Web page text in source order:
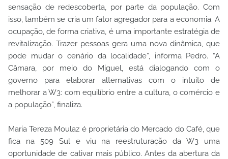
sensação de redescoberta, por parte da população. Com
isso, também se cria um fator agregador para a economia. A
ocupação, de forma criativa, é uma importante estratégia de
revitalização. Trazer pessoas gera uma nova dinâmica, que
pode mudar o cenário da localidade”, informa Pedro. “A
Câmara, por meio do Miguel, está dialogando com o
governo para elaborar alternativas com o intuito de
melhorar a W3: com equilíbrio entre a cultura, o comércio e
a população”, finaliza.
Maria Tereza Moulaz é proprietária do Mercado do Café, que
fica na 509 Sul e viu na reestruturação da W3 uma
oportunidade de cativar mais público. Antes da abertura da